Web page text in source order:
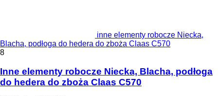
inne elementy robocze Niecka,
Blacha, podłoga do hedera do zboża Claas C570
8
Inne elementy robocze Niecka, Blacha, podłoga
do hedera do zboża Claas C570